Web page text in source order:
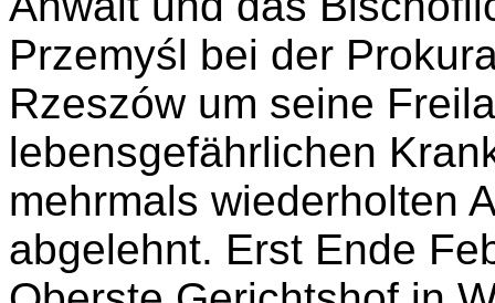
Przemyśl bei der
Rzeszów um seine
lebensgefährlichen
mehrmals wiederholten
abgelehnt. Erst Ende